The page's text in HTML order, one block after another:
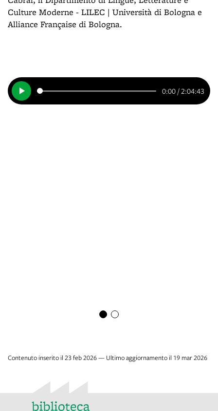
Culture Moderne - LILEC | Università di Bologna e
Alliance Française di Bologna.
0:00 / 2:04:43
Contenuto inserito il 23 feb 2026 — Ultimo aggiornamento il 19 mar 2026